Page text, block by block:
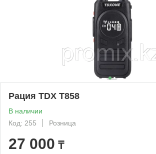
Рация TDX T858
В наличии
Код: 255
Розница
27 000 ₸